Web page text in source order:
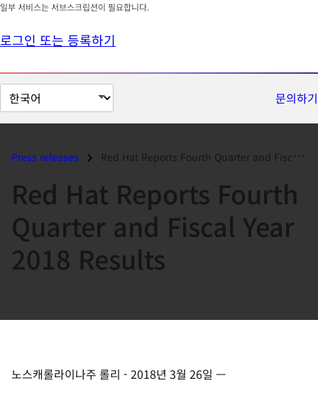
일부 서비스는 서브스크립션이 필요합니다.
로그인 또는 등록하기
페
이
문의하기
Press releases Red Hat Reports Fourth Quarter and Fiscal Year 2018 Results...
Red Hat Reports Fourth
Quarter and Fiscal Year
2018 Results
노스캐롤라이나주 롤리 - 2018년 3월 26일 —